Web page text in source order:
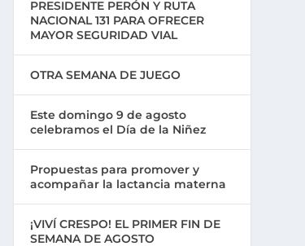
PRESIDENTE PERÓN Y RUTA
NACIONAL 131 PARA OFRECER
MAYOR SEGURIDAD VIAL
OTRA SEMANA DE JUEGO
Este domingo 9 de agosto
celebramos el Día de la Niñez
Propuestas para promover y
acompañar la lactancia materna
¡VIVÍ CRESPO! EL PRIMER FIN DE
SEMANA DE AGOSTO